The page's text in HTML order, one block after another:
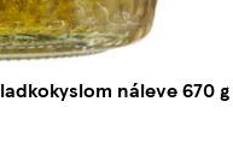
náleve 670 g